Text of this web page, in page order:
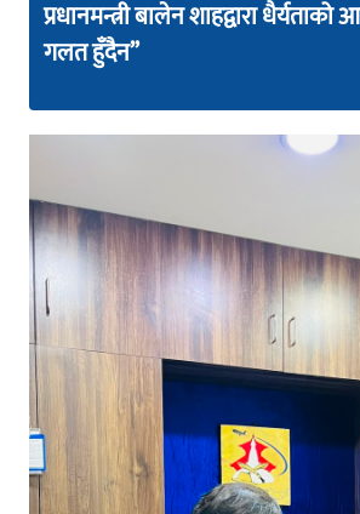
प्रधानमन्त्री बालेन शाहद्वारा धैर्यताको
गलत हुँदैन”